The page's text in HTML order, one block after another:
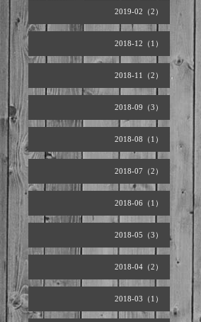
2019-02（2）
2018-12（1）
2018-11（2）
2018-09（3）
2018-08（1）
2018-07（2）
2018-06（1）
2018-05（3）
2018-04（2）
2018-03（1）